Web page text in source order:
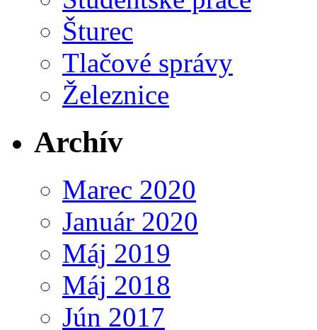
Šturec
Tlačové správy
Železnice
Archív
Marec 2020
Január 2020
Máj 2019
Máj 2018
Jún 2017